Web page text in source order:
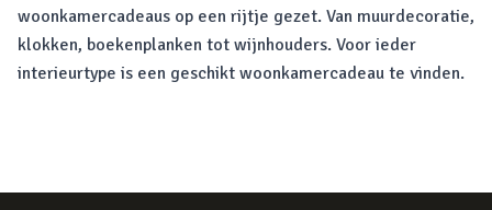
woonkamercadeaus op een rijtje gezet. Van muurdecoratie,
klokken, boekenplanken tot wijnhouders. Voor ieder
interieurtype is een geschikt woonkamercadeau te vinden.